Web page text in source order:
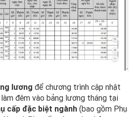
lương để chương trình cập nhật
đêm vào bảng lương tháng tại
cấp đặc biệt ngành(bao gồm Phụ